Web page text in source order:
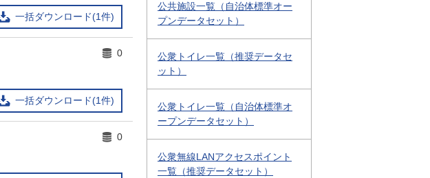
一括ダウンロード(1件)
一括ダウンロード(1件)
0
0
公共施設一覧（自治体標準オー
プンデータセット）
公衆トイレ一覧（推奨データセ
ット）
公衆トイレ一覧（自治体標準オ
ープンデータセット）
公衆無線LANアクセスポイント
一覧（推奨データセット）